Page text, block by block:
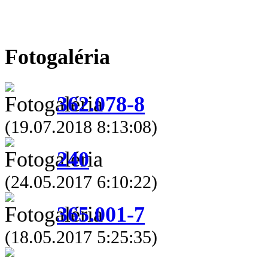
Fotogaléria
362.078-8
(19.07.2018 8:13:08)
240
(24.05.2017 6:10:22)
365.001-7
(18.05.2017 5:25:35)